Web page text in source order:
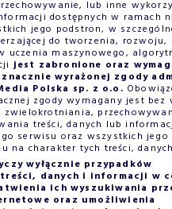
lub inne
dostępnych w ramach
jego podstron, w
do tworzenia, rozwoju,
uczenia maszynowego,
jest zabronione oraz
wyrażonej zgody
Polska sp. z o.o.
zgody wymagany jest bez
zwielokrotniania,
treści, danych lub
serwisu oraz wszystkich
na charakter tych treści,
wyłącznie przypadków
danych i informacji w
ich wyszukiwania
oraz umożliwienia